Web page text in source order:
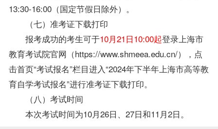
13:30-16:00（国定节假日除外）。
（七）准考证下载打印
报考成功的考生可于10月21日10:00起登录上海市
教育考试院官网（https://www.shmeea.edu.cn/），点
击首页“考试报名”栏目进入“2024年下半年上海市高等教
育自学考试报名”进行准考证下载打印。
（八）考试时间
本次考试时间为10月26日、27日和11月2日。